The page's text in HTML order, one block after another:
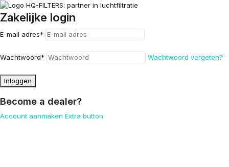
Zakelijke login
E-mail adres*
Wachtwoord* Wachtwoord vergeten?
Inloggen
Become a dealer?
Account aanmaken Extra button